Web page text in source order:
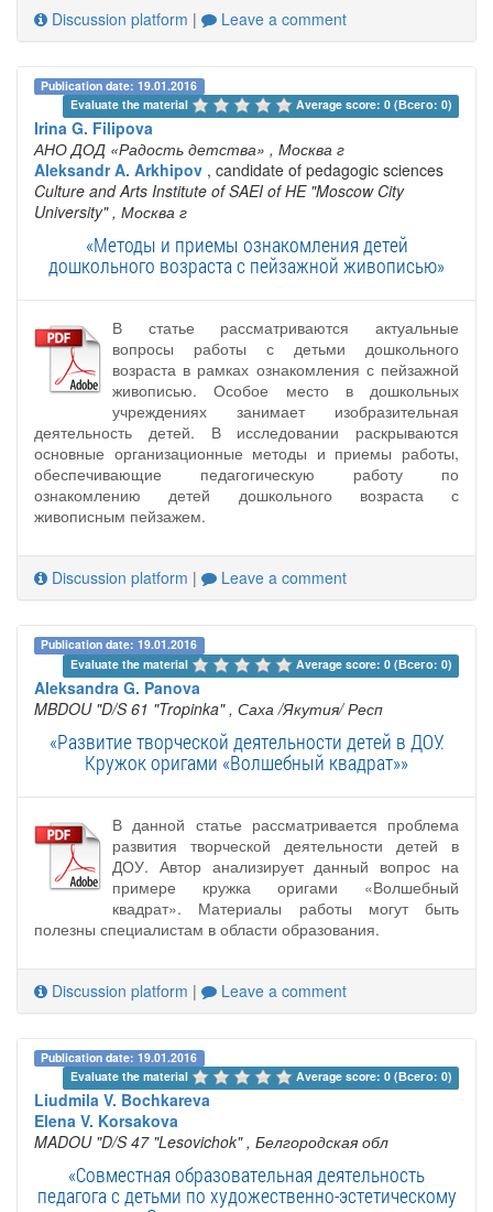
Discussion platform | Leave a comment
Publication date: 19.01.2016
Evaluate the material
Average score: 0 (Всего: 0)
Irina G. Filipova
АНО ДОД «Радость детства» , Москва г
Aleksandr A. Arkhipov , candidate of pedagogic sciences
Culture and Arts Institute of SAEI of HE "Moscow City
University" , Москва г
«Методы и приемы ознакомления детей
дошкольного возраста с пейзажной живописью»
В статье рассматриваются актуальные
вопросы работы с детьми дошкольного
возраста в рамках ознакомления с пейзажной
живописью. Особое место в дошкольных
учреждениях занимает изобразительная
деятельность детей. В исследовании раскрываются
основные организационные методы и приемы работы,
обеспечивающие педагогическую работу по
ознакомлению детей дошкольного возраста с
живописным пейзажем.
Discussion platform | Leave a comment
Publication date: 19.01.2016
Evaluate the material
Average score: 0 (Всего: 0)
Aleksandra G. Panova
MBDOU "D/S 61 "Tropinka" , Саха /Якутия/ Респ
«Развитие творческой деятельности детей в ДОУ.
Кружок оригами «Волшебный квадрат»»
В данной статье рассматривается проблема
развития творческой деятельности детей в
ДОУ. Автор анализирует данный вопрос на
примере кружка оригами «Волшебный
квадрат». Материалы работы могут быть
полезны специалистам в области образования.
Discussion platform | Leave a comment
Publication date: 19.01.2016
Evaluate the material
Average score: 0 (Всего: 0)
Liudmila V. Bochkareva
Elena V. Korsakova
MADOU "D/S 47 "Lesovichok" , Белгородская обл
«Совместная образовательная деятельность
педагога с детьми по художественно-эстетическому